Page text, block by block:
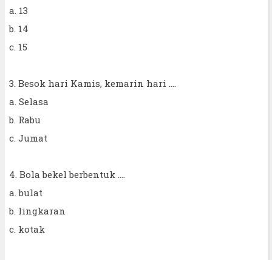
a. 13
b. 14
c. 15
3. Besok hari Kamis, kemarin hari ....
a. Selasa
b. Rabu
c. Jumat
4. Bola bekel berbentuk ....
a. bulat
b. lingkaran
c. kotak